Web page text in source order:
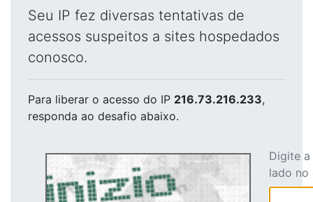
Seu IP fez diversas tentativas de
acessos suspeitos a sites hospedados
conosco.
Para liberar o acesso do IP 216.73.216.233,
responda ao desafio abaixo.
Digite
lado no